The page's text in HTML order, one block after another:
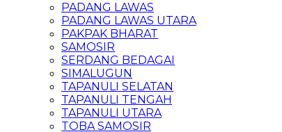
PADANG LAWAS
PADANG LAWAS UTARA
PAKPAK BHARAT
SAMOSIR
SERDANG BEDAGAI
SIMALUGUN
TAPANULI SELATAN
TAPANULI TENGAH
TAPANULI UTARA
TOBA SAMOSIR